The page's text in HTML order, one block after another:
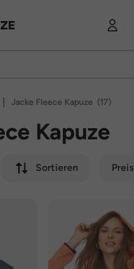
| Jacke Fleece Kapuze (17)
Kapuze
Sortieren Preis